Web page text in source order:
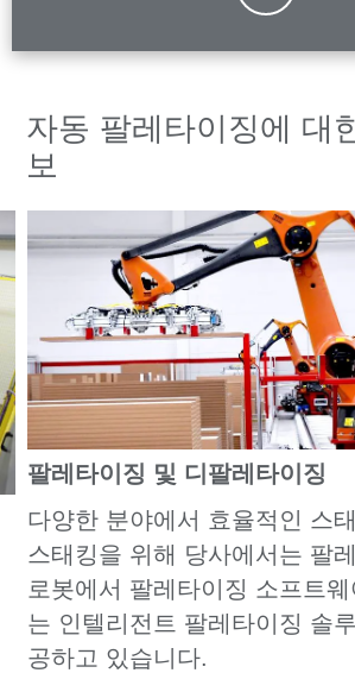
자동 팔레타이징에 대
보
팔레타이징 및 디팔레타이징
다양한 분야에서 효율적인 스
스태킹을 위해 당사에서는 팔
로봇에서 팔레타이징 소프트
는 인텔리전트 팔레타이징 솔
공하고 있습니다.